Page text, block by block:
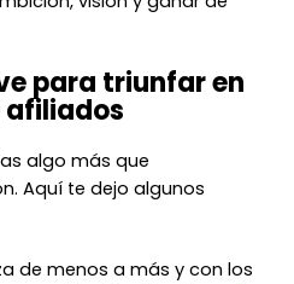
para triunfar en
afiliados
algo más que
Aquí te dejo algunos
de menos a más y con los